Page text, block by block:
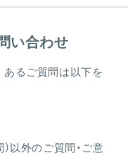
い合わせ
るご質問は以下を
以外のご質問・ご意